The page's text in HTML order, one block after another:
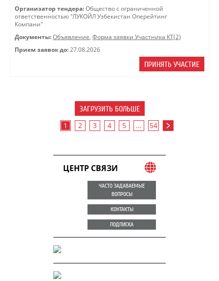
Организатор тендера: Общество с ограниченной
ответственностью "ЛУКОЙЛ Узбекистан Оперейтинг
Компани"
Документы: Объявление, Форма заявки Участника КТ(2)
Прием заявок до: 27.08.2026
ПРИНЯТЬ УЧАСТИЕ
ЗАГРУЗИТЬ БОЛЬШЕ
1 2 3 4 5 ... 54
ЦЕНТР СВЯЗИ
ЧАСТО ЗАДАВАЕМЫЕ
ВОПРОСЫ
КОНТАКТЫ
ПОДПИСКА